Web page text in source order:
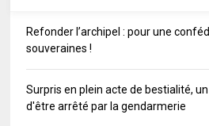
Refonder l’archipel : pour une
souveraines !
Surpris en plein acte de bestialité,
d'être arrêté par la gendarmerie